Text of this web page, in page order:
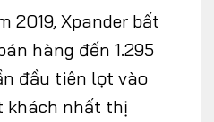
2019, Xpander bất
hàng đến 1.295
đầu tiên lọt vào
khách nhất thị